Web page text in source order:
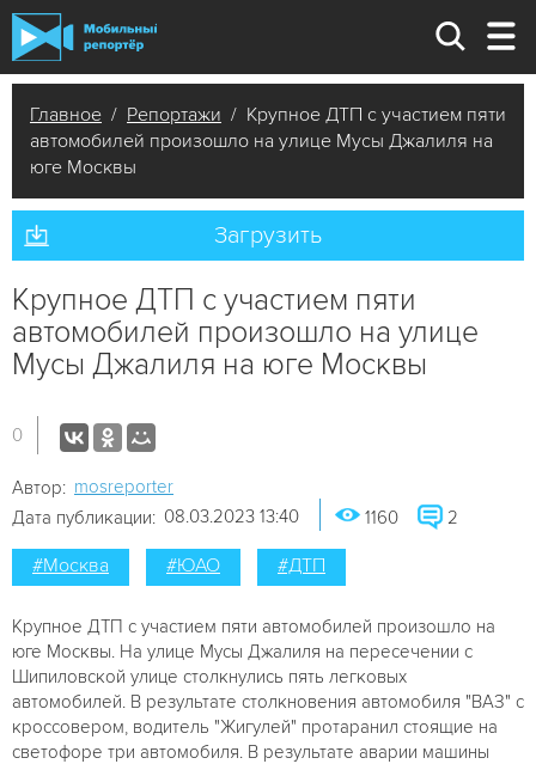
Главное / Репортажи / Крупное ДТП с участием пяти
автомобилей произошло на улице Мусы Джалиля на
юге Москвы
Загрузить
Крупное ДТП с участием пяти
автомобилей произошло на улице
Мусы Джалиля на юге Москвы
0
Автор: mosreporter
Дата публикации: 08.03.2023 13:40 1160 2
#Москва #ЮАО #ДТП
Крупное ДТП с участием пяти автомобилей произошло на
юге Москвы. На улице Мусы Джалиля на пересечении с
Шипиловской улице столкнулись пять легковых
автомобилей. В результате столкновения автомобиля "ВАЗ" с
кроссовером, водитель "Жигулей" протаранил стоящие на
светофоре три автомобиля. В результате аварии машины